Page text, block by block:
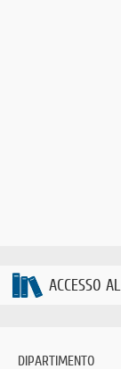
ACCESSO
DIPARTIMENTO